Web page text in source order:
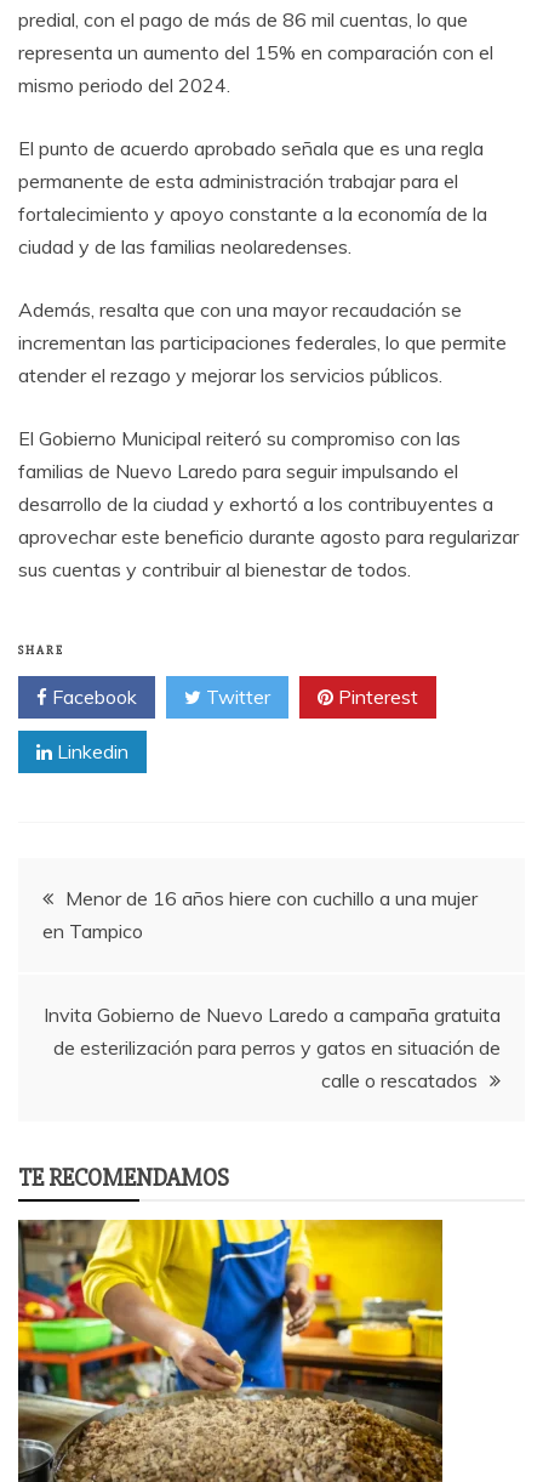
predial, con el pago de más de 86 mil cuentas, lo que
representa un aumento del 15% en comparación con el
mismo periodo del 2024.
El punto de acuerdo aprobado señala que es una regla
permanente de esta administración trabajar para el
fortalecimiento y apoyo constante a la economía de la
ciudad y de las familias neolaredenses.
Además, resalta que con una mayor recaudación se
incrementan las participaciones federales, lo que permite
atender el rezago y mejorar los servicios públicos.
El Gobierno Municipal reiteró su compromiso con las
familias de Nuevo Laredo para seguir impulsando el
desarrollo de la ciudad y exhortó a los contribuyentes a
aprovechar este beneficio durante agosto para regularizar
sus cuentas y contribuir al bienestar de todos.
SHARE
Facebook Twitter Pinterest
Linkedin
Post
navigation
Menor de 16 años hiere con cuchillo a una mujer
en Tampico
Invita Gobierno de Nuevo Laredo a campaña gratuita
de esterilización para perros y gatos en situación de
calle o rescatados
TE RECOMENDAMOS